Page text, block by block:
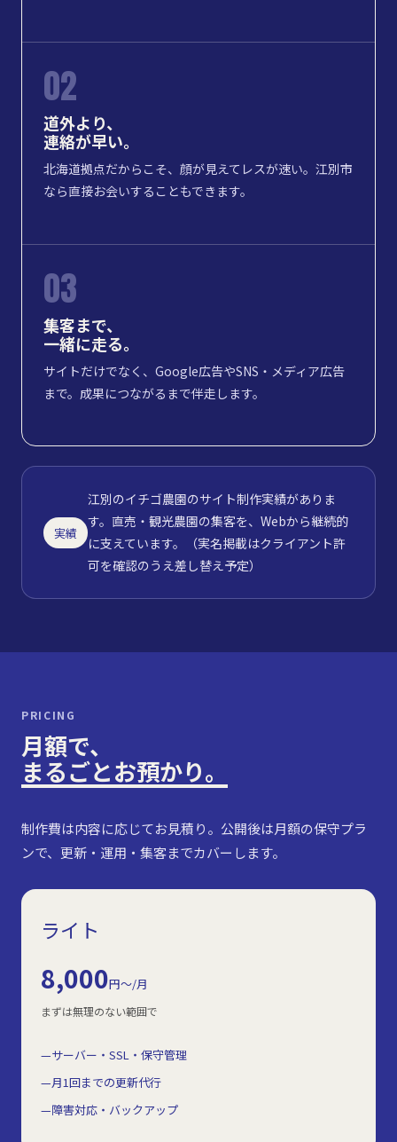
02
道外より、
連絡が早い。
北海道拠点だからこそ、顔が見えてレスが速い。江別市
なら直接お会いすることもできます。
03
集客まで、
一緒に走る。
サイトだけでなく、Google広告やSNS・メディア広告
まで。成果につながるまで伴走します。
実績
江別のイチゴ農園のサイト制作実績がありま
す。直売・観光農園の集客を、Webから継続的
に支えています。（実名掲載はクライアント許
可を確認のうえ差し替え予定）
PRICING
月額で、
まるごとお預かり。
制作費は内容に応じてお見積り。公開後は月額の保守プラ
ンで、更新・運用・集客までカバーします。
ライト
8,000円〜/月
まずは無理のない範囲で
サーバー・SSL・保守管理
月1回までの更新代行
障害対応・バックアップ